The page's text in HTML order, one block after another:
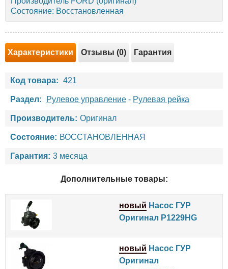
Состояние: Восстановленная
Характеристики Отзывы (0) Гарантия
Код товара: 421
Раздел: Рулевое управление - Рулевая рейка
Производитель: Оригинал
Состояние: ВОССТАНОВЛЕННАЯ
Гарантия: 3 месяца
Дополнительные товары:
новый Насос ГУР
Оригинал P1229HG
новый Насос ГУР
Оригинал